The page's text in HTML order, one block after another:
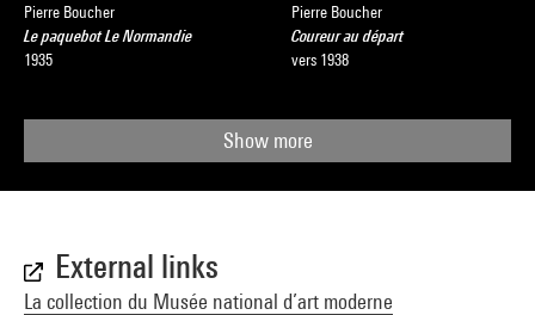
Pierre Boucher
Le paquebot Le Normandie
1935
Pierre Boucher
Coureur au départ
vers 1938
Show more
External links
La collection du Musée national d’art moderne